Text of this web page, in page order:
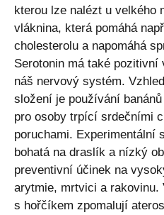
kterou lze nalézt u velkého
vláknina, která pomáhá
cholesterolu a napomáhá
Serotonin má také
náš nervový systém.
složení je používání
pro osoby trpící srdečními
poruchami. Experimentální
bohatá na draslík a nízký
preventivní účinek na
arytmie, mrtvici a rakovinu.
s hořčíkem zpomalují